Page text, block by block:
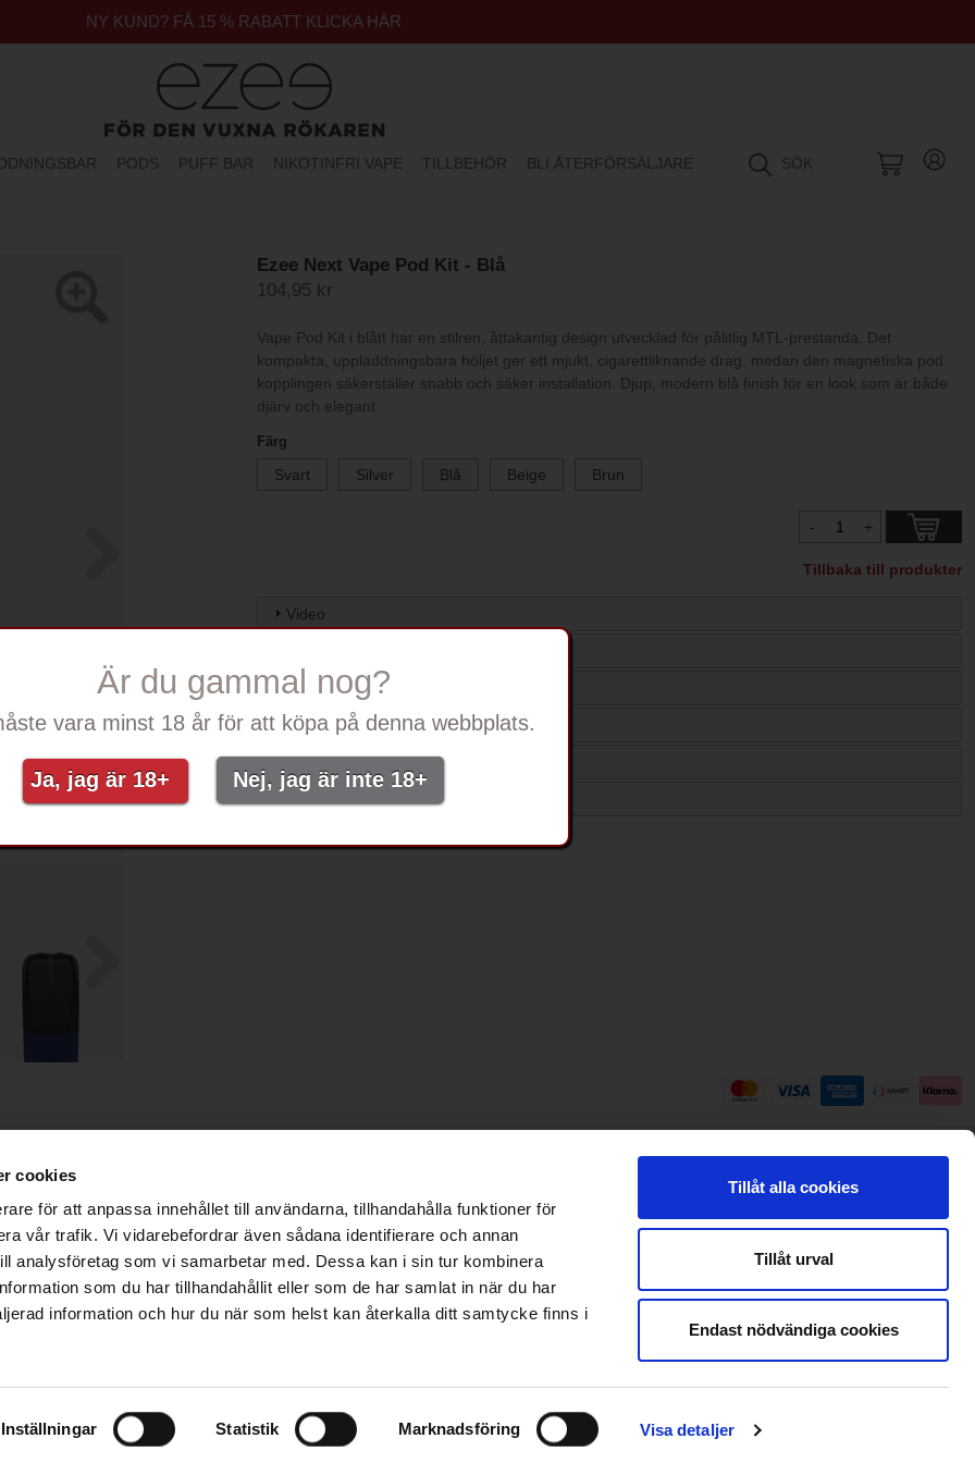
cookies
för att anpassa innehållet till användarna, tillhandahålla funktioner för
vår trafik. Vi vidarebefordrar även sådana identifierare och annan
analysföretag som vi samarbetar med. Dessa kan i sin tur kombinera
som du har tillhandahållit eller som de har samlat in när du har
information och hur du när som helst kan återkalla ditt samtycke finns i
Inställningar Statistik Marknadsföring Visa detaljer
Tillåt alla cookies
Tillåt urval
Endast nödvändiga cookies
NY KUND? FÅ 15 % RABATT KLICKA HÄR
PODS PUFF BAR NIKOTINFRI VAPE TILLBEHÖR BLI ÅTERFÖRSÄLJARE SÖK
Ezee Next Vape Pod Kit - Blå
104,95 kr
Vape Pod Kit i blått har en stilren, åttakantig design utvecklad för pålitlig MTL-prestanda. Det
kompakta, uppladdningsbara höljet ger ett mjukt, cigarettliknande drag, medan den magnetiska pod
kopplingen säkerställer snabb och säker installation. Djup, modern blå finish för en look som är både
djärv och elegant.
Färg
Svart Silver Blå Beige Brun
Tillbaka till produkter
Video
Innehåll
Produktinformation
Varför lita på Ezee?
Kontakta Ezee
Blog
Produktguider
Nikotininformation
Felsökningsguide
3460 Birkerød
Denmark
VAT-/company no.: DK36938110
Är du gammal nog?
vara minst 18 år för att köpa på denna webbplats.
Ja, jag är 18+ Nej, jag är inte 18+